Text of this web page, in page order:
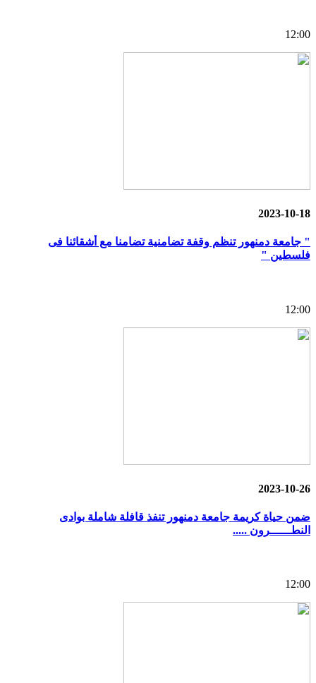
12:00
2023-10-18
" جامعة دمنهور تنظم وقفة تضامنية تضامنا مع أشقائنا فى
فلسطين "
12:00
2023-10-26
ضمن حياة كريمة جامعة دمنهور تنفذ قافلة شاملة بوادى
النطــــــرون .....
12:00